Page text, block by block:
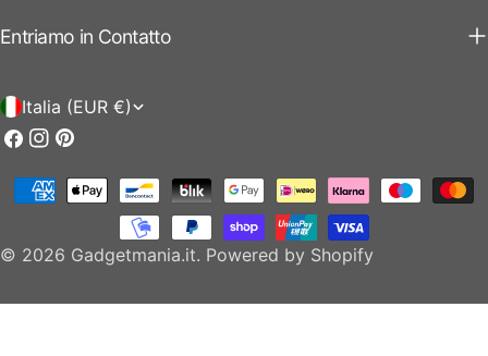
Entriamo in Contatto
P
a
e
Italia (EUR €)
Facebook
Instagram
Pinterest
© 2026 Gadgetmania.it. Powered by Shopify
Modalità
pagamento